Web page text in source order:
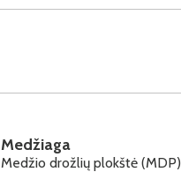
Medžiaga
Medžio drožlių plokštė (MDP)